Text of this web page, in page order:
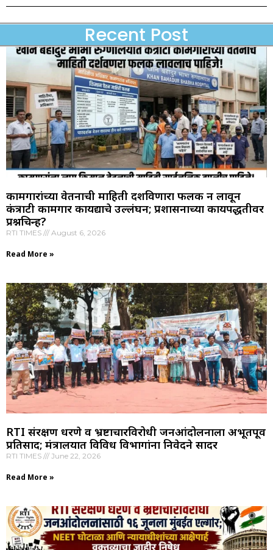
Recent Post
कामगारांच्या वेतनाची माहिती दर्शविणारा फलक न लावून
कंत्राटी कामगार कायद्याचे उल्लंघन; प्रशासनाच्या कार्यपद्धतीवर
प्रश्नचिन्ह?
RTI TIMES August 6, 2026
Read More »
RTI संरक्षण धरणे व भ्रष्टाचारविरोधी जनआंदोलनाला अभूतपूर्व
प्रतिसाद; मंत्रालयात विविध विभागांना निवेदने सादर
RTI TIMES June 22, 2026
Read More »